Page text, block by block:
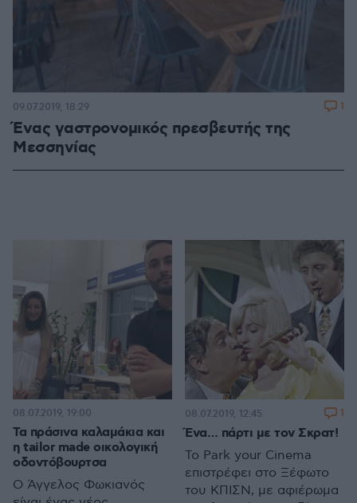
Ένας γαστρονομικός πρεσβευτής της
Μεσσηνίας
09.07.2019, 18:29 1
Τα πράσινα καλαμάκια και
η tailor made οικολογική
οδοντόβουρτσα
Ο Άγγελος Φωκιανός
08.07.2019, 19:00
Ένα… πάρτι με τον Σκρατ!
Το Park your Cinema
επιστρέφει στο Ξέφωτο
του ΚΠΙΣΝ, με αφιέρωμα
08.07.2019, 12:45 1